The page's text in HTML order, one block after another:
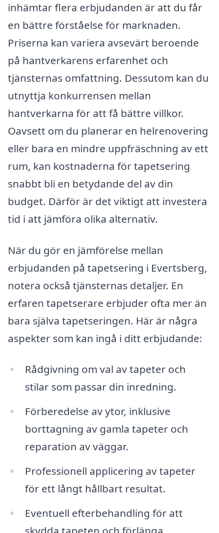
inhämtar flera erbjudanden är att du får
en bättre förståelse för marknaden.
Priserna kan variera avsevärt beroende
på hantverkarens erfarenhet och
tjänsternas omfattning. Dessutom kan du
utnyttja konkurrensen mellan
hantverkarna för att få bättre villkor.
Oavsett om du planerar en helrenovering
eller bara en mindre uppfräschning av ett
rum, kan kostnaderna för tapetsering
snabbt bli en betydande del av din
budget. Därför är det viktigt att investera
tid i att jämföra olika alternativ.
När du gör en jämförelse mellan
erbjudanden på tapetsering i Evertsberg,
notera också tjänsternas detaljer. En
erfaren tapetserare erbjuder ofta mer än
bara själva tapetseringen. Här är några
aspekter som kan ingå i ditt erbjudande:
Rådgivning om val av tapeter och
stilar som passar din inredning.
Förberedelse av ytor, inklusive
borttagning av gamla tapeter och
reparation av väggar.
Professionell applicering av tapeter
för ett långt hållbart resultat.
Eventuell efterbehandling för att